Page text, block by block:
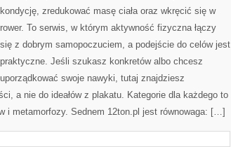
kondycję, zredukować masę ciała oraz wkręcić się w
rower. To serwis, w którym aktywność fizyczna łączy
się z dobrym samopoczuciem, a podejście do celów jest
praktyczne. Jeśli szukasz konkretów albo chcesz
uporządkować swoje nawyki, tutaj znajdziesz
a nie do ideałów z plakatu. Kategorie dla każdego to
i metamorfozy. Sednem 12ton.pl jest równowaga: […]